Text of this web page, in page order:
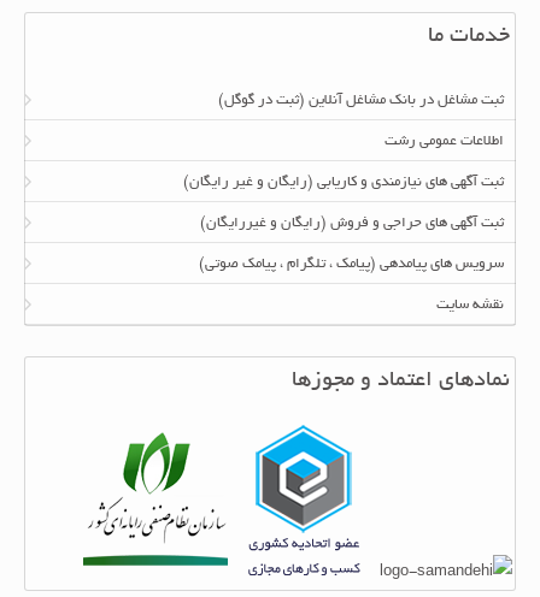
خدمات ما
ثبت مشاغل در بانک مشاغل آنلاین (ثبت در گوگل)
اطلاعات عمومی رشت
ثبت آگهی های نیازمندی و کاریابی (رایگان و غیر رایگان)
ثبت آگهی های حراجی و فروش (رایگان و غیررایگان)
سرویس های پیامدهی (پیامک ، تلگرام ، پیامک صوتی)
نقشه سایت
نمادهای اعتماد و مجوزها